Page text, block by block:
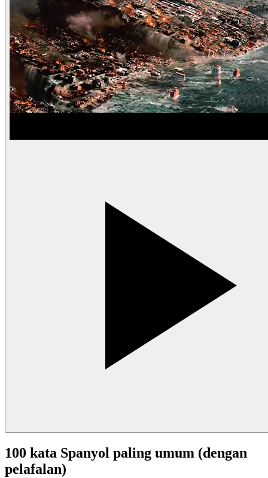
100 kata Spanyol paling umum (dengan
pelafalan)